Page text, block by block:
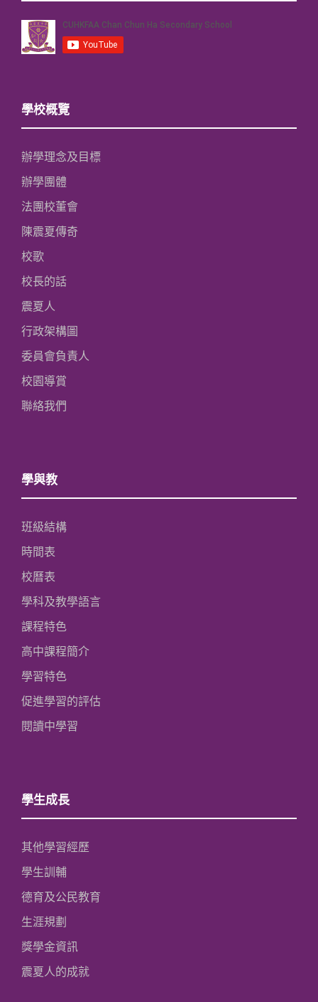
學校概覽
辦學理念及目標
辦學團體
法團校董會
陳震夏傳奇
校歌
校長的話
震夏人
行政架構圖
委員會負責人
校園導賞
聯絡我們
學與教
班級結構
時間表
校曆表
學科及教學語言
課程特色
高中課程簡介
學習特色
促進學習的評估
閱讀中學習
學生成長
其他學習經歷
學生訓輔
德育及公民教育
生涯規劃
獎學金資訊
震夏人的成就